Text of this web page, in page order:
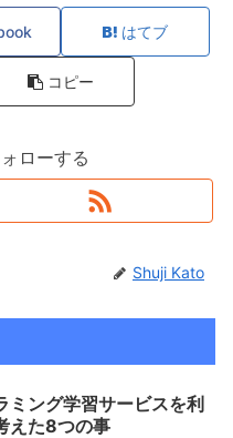
はてブ
コピー
ローする
Shuji Kato
ミング学習サービスを利
えた8つの事